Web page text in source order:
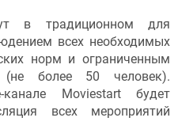
в традиционном для
всех необходимых
норм и ограниченным
(не более 50 человек).
Moviestart будет
всех мероприятий